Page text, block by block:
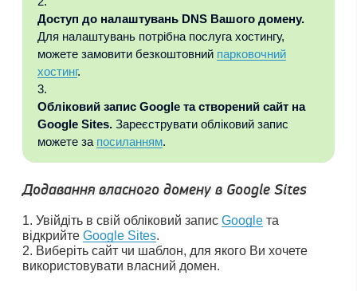
Доступ до налаштувань DNS Вашого домену.
Для налаштувань потрібна послуга хостингу,
можете замовити безкоштовний парковочний
хостинг.
Обліковий запис Google та створений сайт на
Google Sites.Зареєструвати обліковий запис
можете за посиланням.
Додавання власного домену в Google Sites
Увійдіть в свій обліковий запис Google та
відкрийте Google Sites.
Виберіть сайт чи шаблон, для якого Ви хочете
використовувати власний домен.